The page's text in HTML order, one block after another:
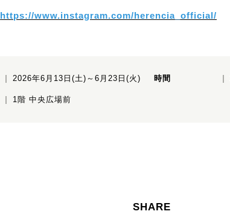
https://www.instagram.com/herencia_official/
2026年6月13日(土)～6月23日(火) 時間
1階 中央広場前
SHARE